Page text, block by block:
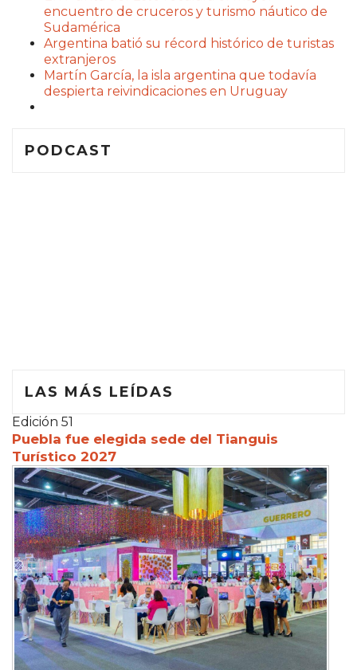
encuentro de cruceros y turismo náutico de
Sudamérica
Argentina batió su récord histórico de turistas
extranjeros
Martín García, la isla argentina que todavía
despierta reivindicaciones en Uruguay
PODCAST
LAS MÁS LEÍDAS
Edición 51
Puebla fue elegida sede del Tianguis
Turístico 2027